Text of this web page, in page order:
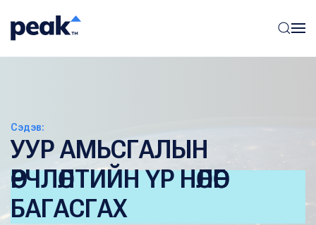
Сэдэв:
УУР АМЬСГАЛЫН
ӨӨРЧЛӨЛТИЙН ҮР НӨЛӨӨГ
БАГАСГАХ